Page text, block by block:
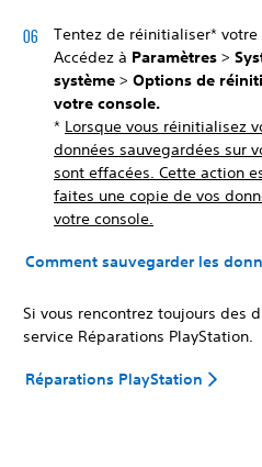
Tentez de réinitialiser* votre
Accédez à Paramètres >
système > Options de
votre console.
* Lorsque vous réinitialisez
données sauvegardées sur
sont effacées. Cette action
faites une copie de vos
votre console.
Comment sauvegarder les
Si vous rencontrez toujours des
service Réparations PlayStation.
Réparations PlayStation